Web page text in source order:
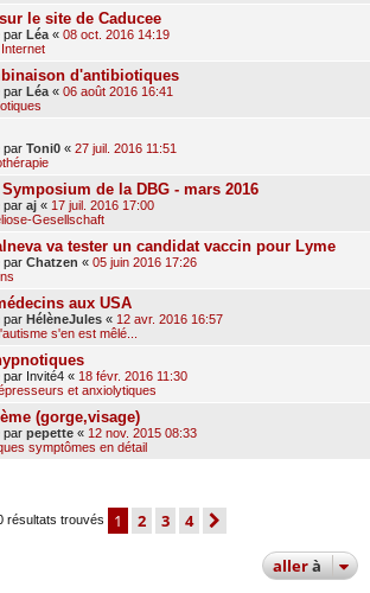
le site de Caducee
par Léa « 08 oct. 2016 14:19
d'antibiotiques
par Léa « 06 août 2016 16:41
par Toni0 « 27 juil. 2016 11:51
de la DBG - mars 2016
par aj « 17 juil. 2016 17:00
Gesellschaft
va tester un candidat vaccin pour Lyme
par Chatzen « 05 juin 2016 17:26
aux USA
par HélèneJules « 12 avr. 2016 16:57
s'en est mêlé...
par Invité4 « 18 févr. 2016 11:30
et anxiolytiques
(gorge,visage)
par pepette « 12 nov. 2015 08:33
symptômes en détail
résultats trouvés 1 2 3 4
allerà